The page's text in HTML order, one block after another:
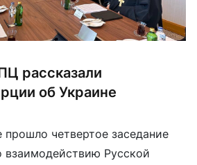
рассказали
об Украине
четвертое заседание
взаимодействию Русской